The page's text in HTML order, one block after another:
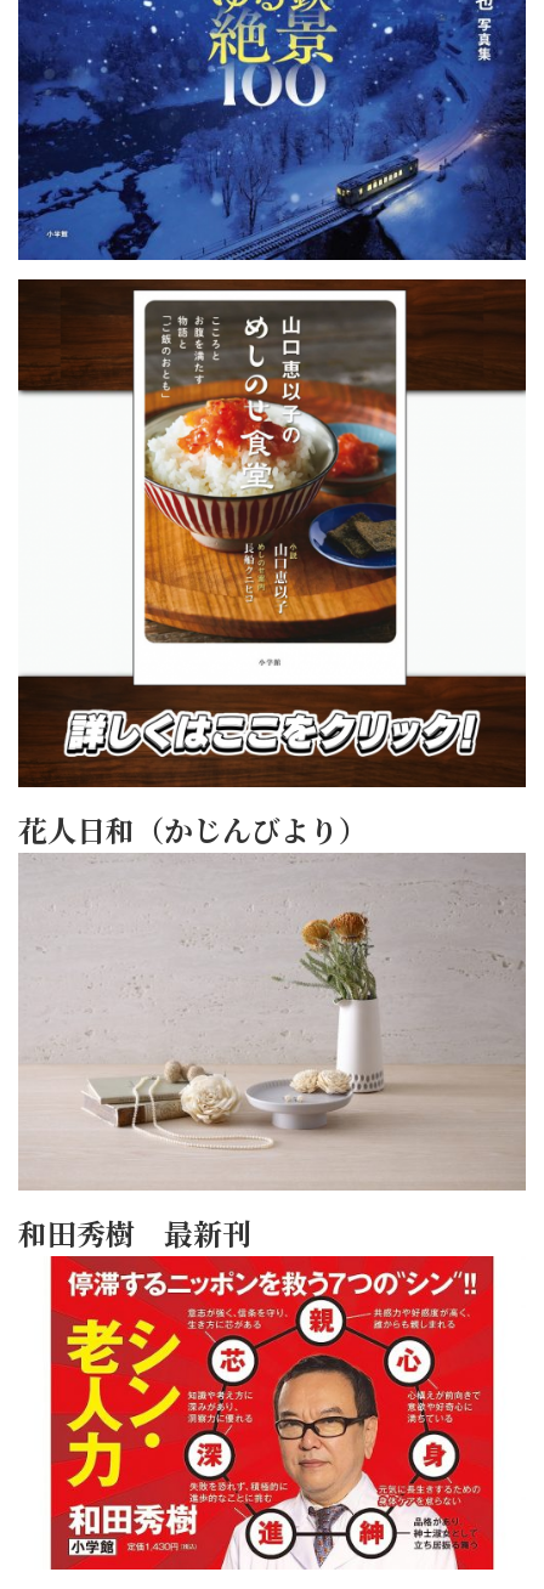
花人日和（かじんびより）
和田秀樹 最新刊